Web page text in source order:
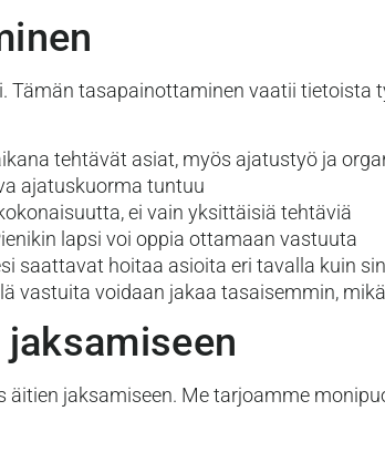
tasapainottaminen vaatii tietoista
tehtävät asiat, myös ajatustyö ja
ajatuskuorma tuntuu
ei vain yksittäisiä tehtäviä
lapsi voi oppia ottamaan vastuuta
saattavat hoitaa asioita eri tavalla kuin
vastuita voidaan jakaa tasaisemmin,
jaksamiseen. Me tarjoamme